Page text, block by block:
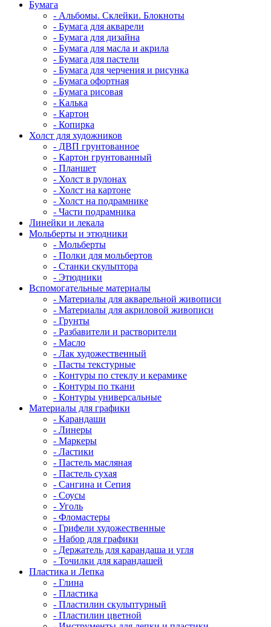
Бумага
- Альбомы. Склейки. Блокноты
- Бумага для акварели
- Бумага для дизайна
- Бумага для масла и акрила
- Бумага для пастели
- Бумага для черчения и рисунка
- Бумага офортная
- Бумага рисовая
- Калька
- Картон
- Копирка
Холст для художников
- ДВП грунтованное
- Картон грунтованный
- Планшет
- Холст в рулонах
- Холст на картоне
- Холст на подрамнике
- Части подрамника
Линейки и лекала
Мольберты и этюдники
- Мольберты
- Полки для мольбертов
- Станки скульптора
- Этюдники
Вспомогательные материалы
- Материалы для акварельной живописи
- Материалы для акриловой живописи
- Грунты
- Разбавители и растворители
- Масло
- Лак художественный
- Пасты текстурные
- Контуры по стеклу и керамике
- Контуры по ткани
- Контуры универсальные
Материалы для графики
- Карандаши
- Линеры
- Маркеры
- Ластики
- Пастель масляная
- Пастель сухая
- Сангина и Сепия
- Соусы
- Уголь
- Фломастеры
- Грифели художественные
- Набор для графики
- Держатель для карандаша и угля
- Точилки для карандашей
Пластика и Лепка
- Глина
- Пластика
- Пластилин скульптурный
- Пластилин цветной